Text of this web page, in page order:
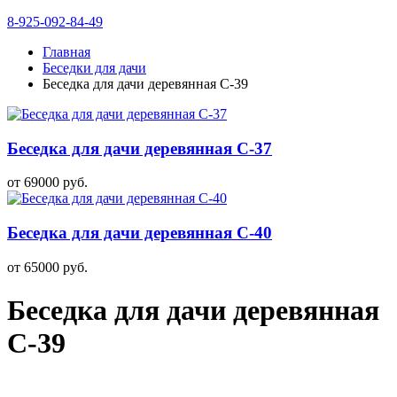
8-925-092-84-49
Главная
Беседки для дачи
Беседка для дачи деревянная С-39
Беседка для дачи деревянная С-37
от 69000 руб.
Беседка для дачи деревянная С-40
от 65000 руб.
Беседка для дачи деревянная
С-39